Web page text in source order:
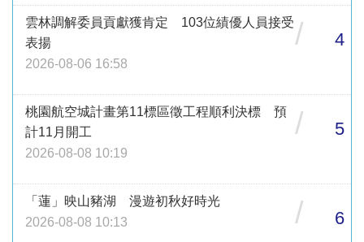
雲林調解委員貢獻獲肯定 103位績優人員接受
表揚
2026-08-06 16:58
/ 4
桃園航空城計畫第11標區徵工程順利決標 預
計11月開工
2026-08-08 10:19
/ 5
「蓮」映山豬湖 漫遊初秋好時光
2026-08-08 10:13
/ 6